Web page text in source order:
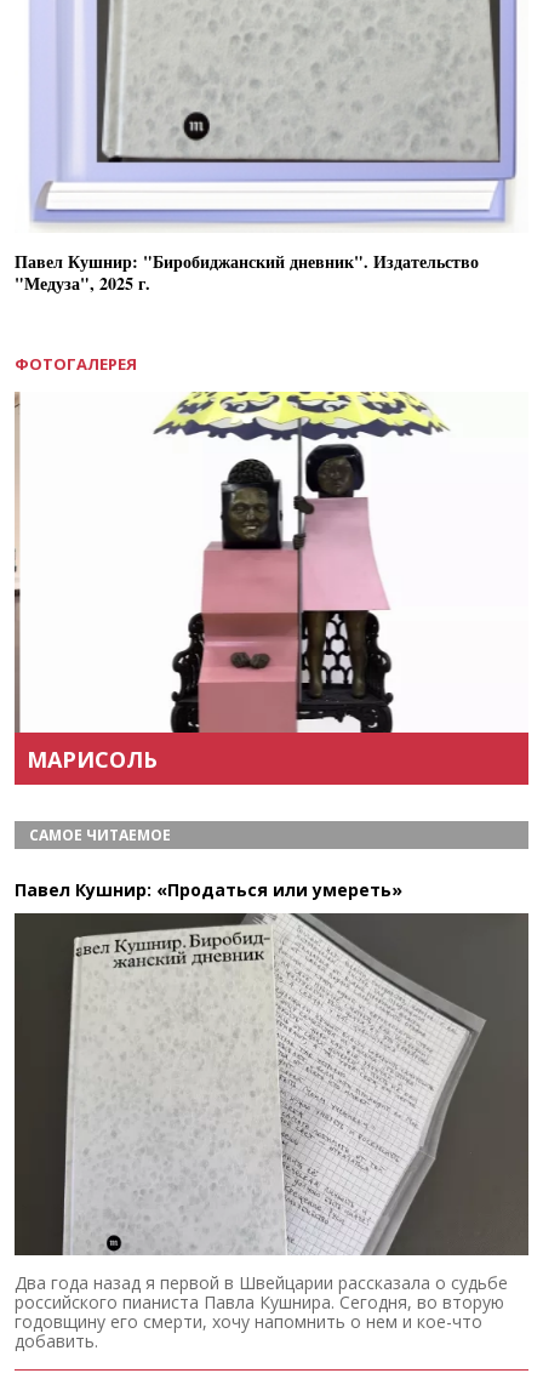
Павел Кушнир: "Биробиджанский дневник". Издательство
"Медуза", 2025 г.
ФОТОГАЛЕРЕЯ
МАРИСОЛЬ
САМОЕ ЧИТАЕМОЕ
Павел Кушнир: «Продаться или умереть»
Два года назад я первой в Швейцарии рассказала о судьбе
российского пианиста Павла Кушнира. Сегодня, во вторую
годовщину его смерти, хочу напомнить о нем и кое-что
добавить.